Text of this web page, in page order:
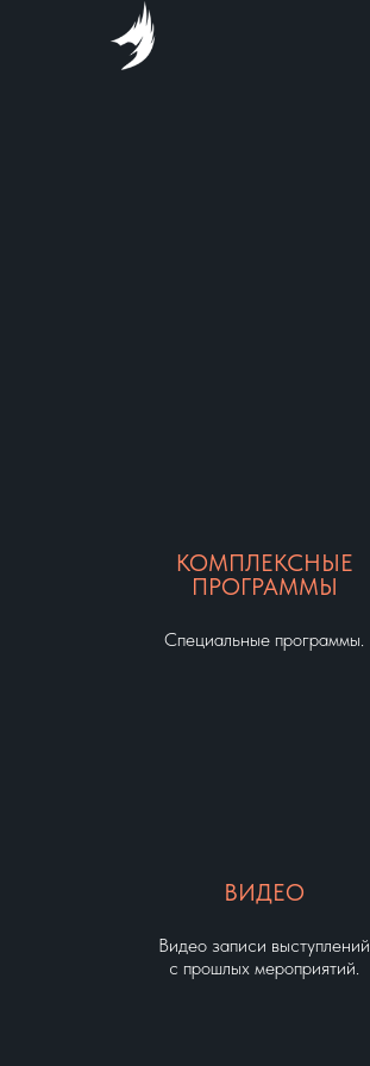
КОМПЛЕКСНЫЕ
ПРОГРАММЫ
Специальные программы.
ВИДЕО
Видео записи выступлений
с прошлых мероприятий.